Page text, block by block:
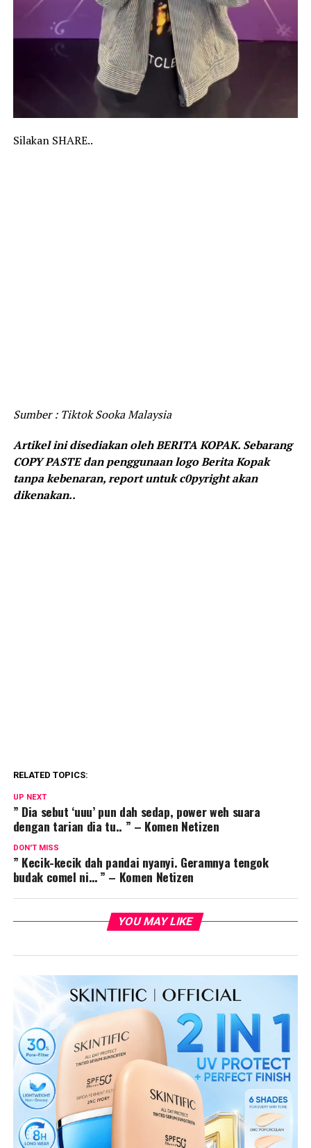
Silakan SHARE..
Sumber : Tiktok Sooka Malaysia
Artikel ini disediakan oleh BERITA KOPAK. Sebarang
COPY PASTE dan penggunaan logo Berita Kopak
tanpa kebenaran, report untuk c0pyright akan
dikenakan..
RELATED TOPICS:
UP NEXT
” Dia sebut ‘uuu’ pun dah sedap, power weh suara
dengan tarian dia tu.. ” – Komen Netizen
DON'T MISS
” Kecik-kecik dah pandai nyanyi. Geramnya tengok
budak comel ni… ” – Komen Netizen
YOU MAY LIKE